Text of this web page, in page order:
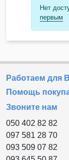
Нет
первым
Работаем для
Помощь
Звоните нам
050 402 82 82
097 581 28 70
093 509 07 82